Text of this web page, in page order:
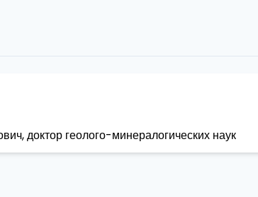
доктор геолого-минералогических наук